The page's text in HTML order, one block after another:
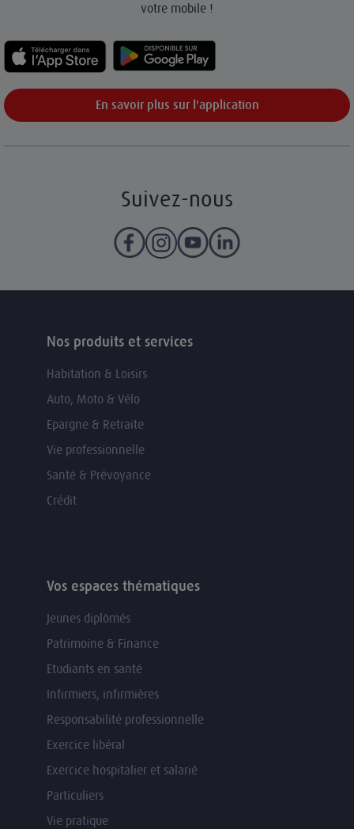
votre mobile !
En savoir plus sur l'application
Suivez-nous
Nos produits et services
Habitation & Loisirs
Auto, Moto & Vélo
Epargne & Retraite
Vie professionnelle
Santé & Prévoyance
Crédit
Vos espaces thématiques
Jeunes diplômés
Patrimoine & Finance
Etudiants en santé
Infirmiers, infirmières
Responsabilité professionnelle
Exercice libéral
Exercice hospitalier et salarié
Particuliers
Vie pratique